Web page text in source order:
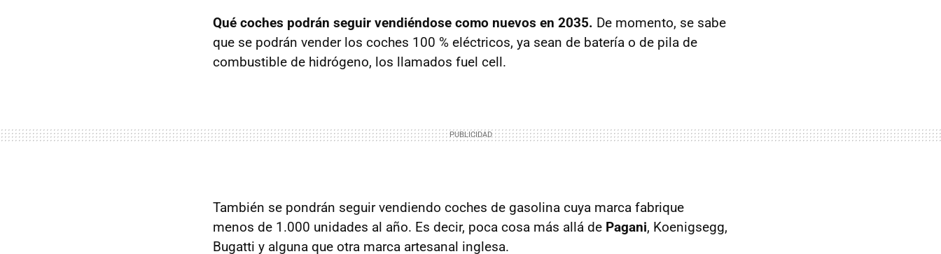
Qué coches podrán seguir vendiéndose como nuevos en 2035. De momento, se sabe
que se podrán vender los coches 100 % eléctricos, ya sean de batería o de pila de
combustible de hidrógeno, los llamados fuel cell.
También se pondrán seguir vendiendo coches de gasolina cuya marca fabrique
menos de 1.000 unidades al año. Es decir, poca cosa más allá de Pagani, Koenigsegg,
Bugatti y alguna que otra marca artesanal inglesa.